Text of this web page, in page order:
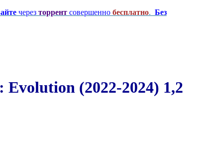
через торрент совершенно бесплатно. Без
(2022-2024) 1,2